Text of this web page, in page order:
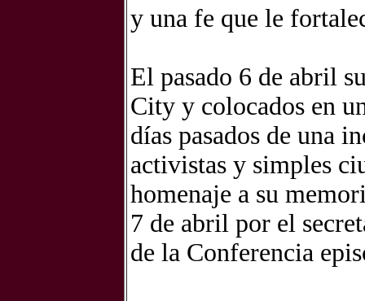
y una fe que le
El pasado 6 de abril
City y colocados en
días pasados de una
activistas y simples
homenaje a su
7 de abril por el
de la Conferencia